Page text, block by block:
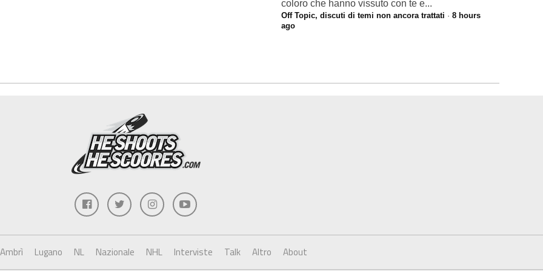
coloro che hanno vissuto con te e...
Off Topic, discuti di temi non ancora trattati · 8 hours
ago
Ambrì Lugano NL Nazionale NHL Interviste Talk Altro About